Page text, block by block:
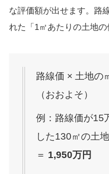
な評価額が出せます。路
れた「1㎡あたりの土地の
路線価 × 土地の
（おおよそ）
例：路線価が15
した130㎡の土
＝ 1,950万円